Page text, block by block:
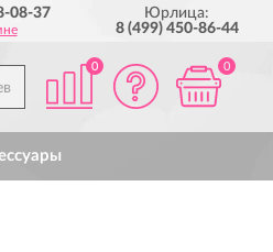
ДОСТАВИМ ПО ВСЕЙ РОССИИ
08-37
Юрлица:
8 (499) 450-86-44
0 0